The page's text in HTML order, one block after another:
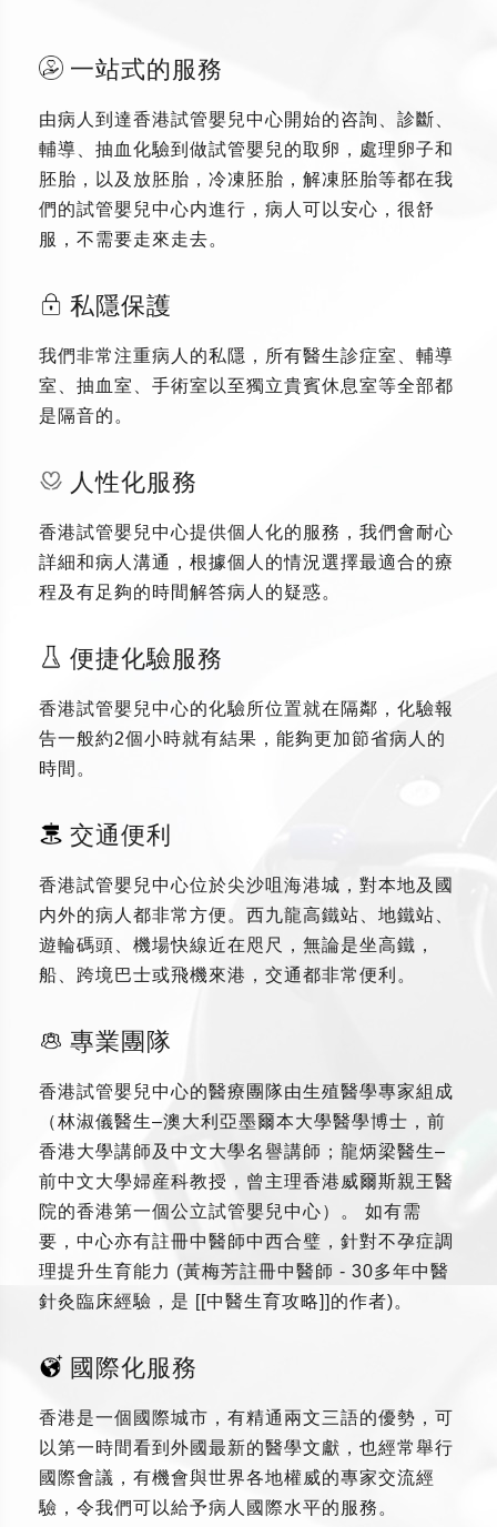
一站式的服務
由病人到達香港試管嬰兒中心開始的咨詢、診斷、
輔導、抽血化驗到做試管嬰兒的取卵，處理卵子和
胚胎，以及放胚胎，冷凍胚胎，解凍胚胎等都在我
們的試管嬰兒中心内進行，病人可以安心，很舒
服，不需要走來走去。
私隱保護
我們非常注重病人的私隱，所有醫生診症室、輔導
室、抽血室、手術室以至獨立貴賓休息室等全部都
是隔音的。
人性化服務
香港試管嬰兒中心提供個人化的服務，我們會耐心
詳細和病人溝通，根據個人的情況選擇最適合的療
程及有足夠的時間解答病人的疑惑。
便捷化驗服務
香港試管嬰兒中心的化驗所位置就在隔鄰，化驗報
告一般約2個小時就有結果，能夠更加節省病人的
時間。
交通便利
香港試管嬰兒中心位於尖沙咀海港城，對本地及國
内外的病人都非常方便。西九龍高鐵站、地鐵站、
遊輪碼頭、機場快線近在咫尺，無論是坐高鐵，
船、跨境巴士或飛機來港，交通都非常便利。
專業團隊
香港試管嬰兒中心的醫療團隊由生殖醫學專家組成
（林淑儀醫生–澳大利亞墨爾本大學醫學博士，前
香港大學講師及中文大學名譽講師；龍炳梁醫生–
前中文大學婦産科教授，曾主理香港威爾斯親王醫
院的香港第一個公立試管嬰兒中心）。 如有需
要，中心亦有註冊中醫師中西合璧，針對不孕症調
理提升生育能力 (黃梅芳註冊中醫師 - 30多年中醫
針灸臨床經驗，是 [[中醫生育攻略]]的作者)。
國際化服務
香港是一個國際城市，有精通兩文三語的優勢，可
以第一時間看到外國最新的醫學文獻，也經常舉行
國際會議，有機會與世界各地權威的專家交流經
驗，令我們可以給予病人國際水平的服務。